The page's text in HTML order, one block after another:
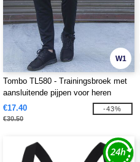
W1
Tombo TL580 - Trainingsbroek met
aansluitende pijpen voor heren
€17.40
€30.50
-43%